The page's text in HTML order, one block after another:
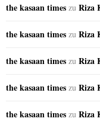
the kasaan times zu Riza
the kasaan times zu Riza
the kasaan times zu Riza
the kasaan times zu Riza
the kasaan times zu Riza